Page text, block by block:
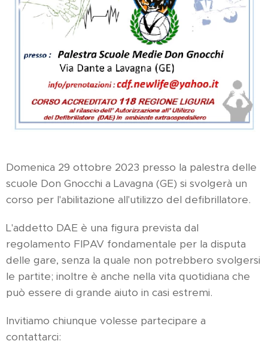
Domenica 29 ottobre 2023 presso la palestra delle
scuole Don Gnocchi a Lavagna (GE) si svolgerà un
corso per l'abilitazione all'utilizzo del defibrillatore.
L'addetto DAE è una figura prevista dal
regolamento FIPAV fondamentale per la disputa
delle gare, senza la quale non potrebbero svolgersi
le partite; inoltre è anche nella vita quotidiana che
può essere di grande aiuto in casi estremi.
Invitiamo chiunque volesse partecipare a
contattarci: